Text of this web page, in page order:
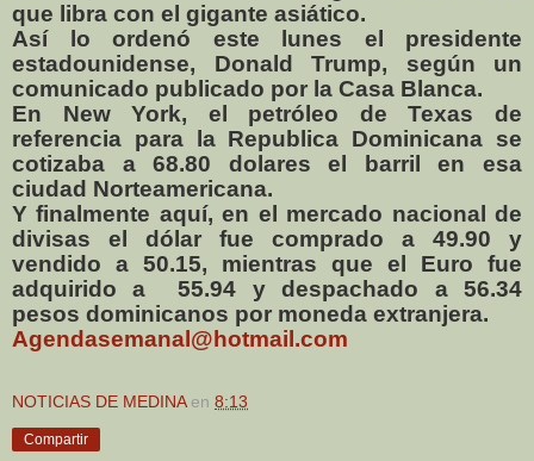
que libra con el gigante asiático.
Así lo ordenó este lunes el presidente
estadounidense, Donald Trump, según un
comunicado publicado por la Casa Blanca.
En New York, el petróleo de Texas de
referencia para la Republica Dominicana se
cotizaba a 68.80 dolares el barril en esa
ciudad Norteamericana.
Y finalmente aquí, en el mercado nacional de
divisas el dólar fue comprado a 49.90 y
vendido a 50.15, mientras que el Euro fue
adquirido a
55.94 y despachado a 56.34
pesos dominicanos por moneda extranjera.
Agendasemanal@hotmail.com
NOTICIAS DE MEDINA en 8:13
Compartir